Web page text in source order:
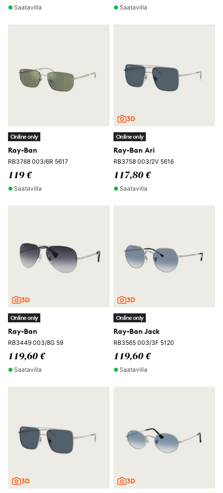
Saatavilla Saatavilla
Online only
Ray-Ban
RB3768 003/6R 5617
119 €
Saatavilla
Online only
Ray-Ban Ari
RB3758 003/2V 5616
117,80 €
Saatavilla
Online only
Ray-Ban
RB3449 003/8G 59
119,60 €
Saatavilla
Online only
Ray-Ban Jack
RB3565 003/3F 5120
119,60 €
Saatavilla